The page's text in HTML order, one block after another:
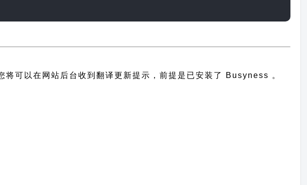
可以在网站后台收到翻译更新提示，前提是已安装了 Busyness 。